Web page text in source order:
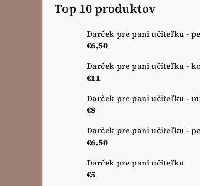
Top 10 produktov
€6,50
€11
€8
€6,50
Darček pre pani učiteľku
€5